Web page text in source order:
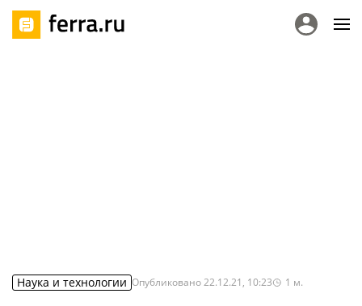
Наука и технологии Опубликовано22.12.21, 10:23 1 м.